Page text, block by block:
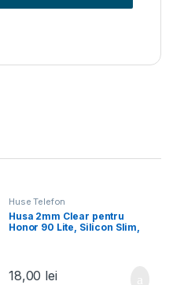
Huse Telefon
Husa 2mm Clear pentru
Honor 90 Lite, Silicon Slim,
18,00 lei